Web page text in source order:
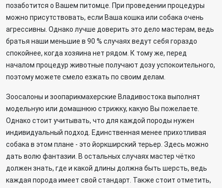
позаботится о Вашем питомце. При проведении процедуры
можно присутствовать, если Ваша кошка или собака очень
агрессивны. Однако лучше доверить это дело мастерам, ведь
братья наши меньшие в 90 % случаях ведут себя гораздо
спокойнее, когда хозяина нет рядом. К тому же, перед
началом процедур животные получают дозу успокоительного,
поэтому можете смело езжать по своим делам.
Зоосалоны и зоопарикмахерские Владивостока выполнят
модельную или домашнюю стрижку, какую Вы пожелаете.
Однако стоит учитывать, что для каждой породы нужен
индивидуальный подход. Единственная менее прихотливая
собака в этом плане - это йоркширский терьер. Здесь можно
дать волю фантазии. В остальных случаях мастер чётко
должен знать, где и какой длины должна быть шерсть, ведь
каждая порода имеет свой стандарт. Также стоит отметить,